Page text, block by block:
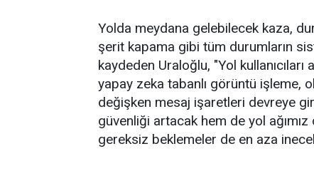
Yolda meydana gelebilecek kaza,
şerit kapama gibi tüm durumların
kaydeden Uraloğlu, "Yol
yapay zeka tabanlı görüntü işleme,
değişken mesaj işaretleri devreye
güvenliği artacak hem de yol
gereksiz beklemeler de en aza